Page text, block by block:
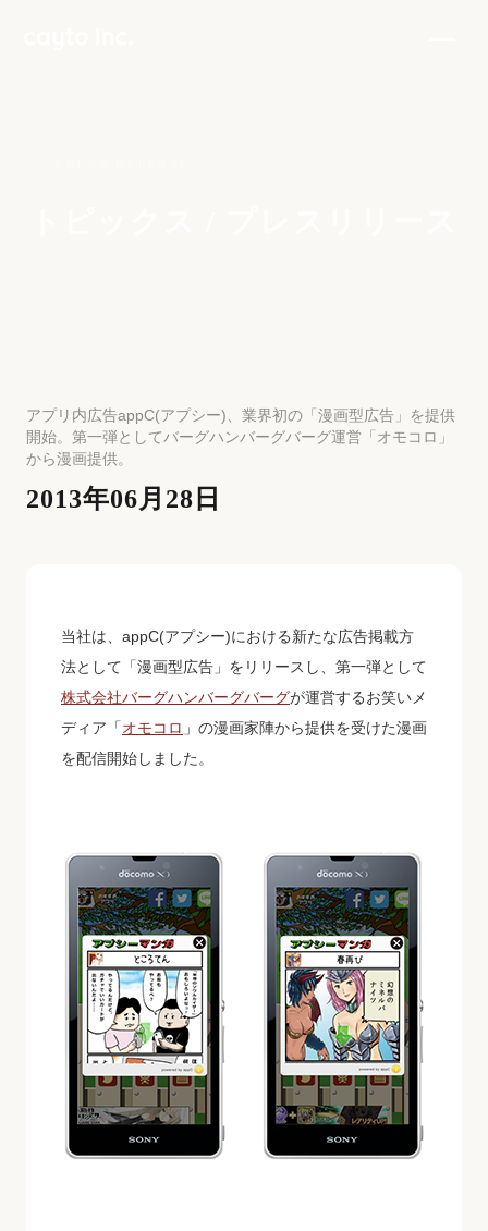
アプリ内広告appC(アプシー)、業界初の「漫画型広告」を提供
開始。第一弾としてバーグハンバーグバーグ運営「オモコロ」
から漫画提供。
2013年06月28日
当社は、appC(アプシー)における新たな広告掲載方
法として「漫画型広告」をリリースし、第一弾として
株式会社バーグハンバーグバーグが運営するお笑いメ
ディア「オモコロ 」の漫画家陣から提供を受けた漫画
を配信開始しました。